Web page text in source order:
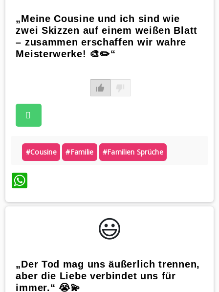
„Meine Cousine und ich sind wie
zwei Skizzen auf einem weißen Blatt
– zusammen erschaffen wir wahre
Meisterwerke! 🎨✏️“
#cousine #familie #familien Sprüche
WhatsApp
😃️
„Der Tod mag uns äußerlich trennen,
aber die Liebe verbindet uns für
immer.“ 😭💫